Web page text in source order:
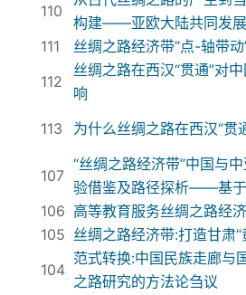
110
构建——亚欧大陆共同发
111
丝绸之路经济带“点-轴带
112
丝绸之路在西汉“贯通”对
响
113 为什么丝绸之路在西汉“贯
107
“丝绸之路经济带”中国与
验借鉴及路径探析——基
106 高等教育服务丝绸之路经
105 丝绸之路经济带:打造甘肃
104
范式转换:中国民族走廊
之路研究的方法论刍议